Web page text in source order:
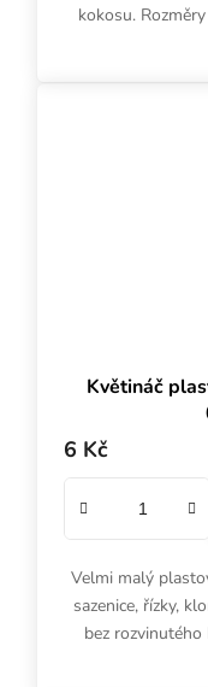
kokosu.
Květináč
6 Kč
Velmi malý
sazenice, řízky,
bez